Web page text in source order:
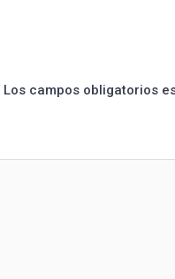
Los campos obligatorios